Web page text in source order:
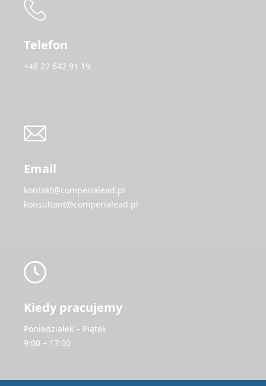
Telefon
+48 22 642 91 19
Email
kontakt@comperialead.pl
konsultant@comperialead.pl
Kiedy pracujemy
Poniedziałek – Piątek
9:00 – 17:00